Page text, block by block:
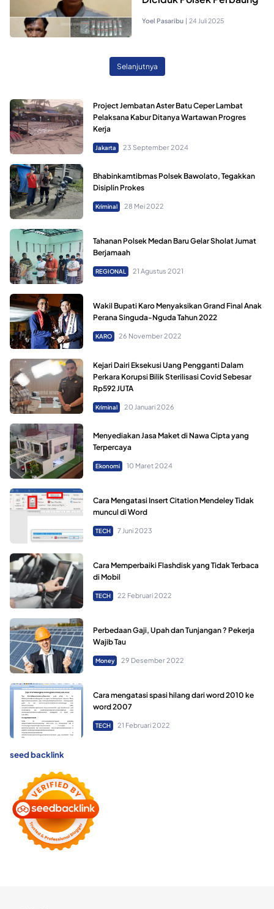
Yoel Pasaribu | 24 Juli 2025
Selanjutnya
Project Jembatan Aster Batu Ceper Lambat
Pelaksana Kabur Ditanya Wartawan Progres
Kerja
Jakarta 23 September 2024
Bhabinkamtibmas Polsek Bawolato, Tegakkan
Disiplin Prokes
Kriminal 28 Mei 2022
Tahanan Polsek Medan Baru Gelar Sholat Jumat
Berjamaah
REGIONAL 21 Agustus 2021
Wakil Bupati Karo Menyaksikan Grand Final Anak
Perana Singuda-Nguda Tahun 2022
KARO 26 November 2022
Kejari Dairi Eksekusi Uang Pengganti Dalam
Perkara Korupsi Bilik Sterilisasi Covid Sebesar
Rp592 JUTA
Kriminal 20 Januari 2026
Menyediakan Jasa Maket di Nawa Cipta yang
Terpercaya
Ekonomi 10 Maret 2024
Cara Mengatasi Insert Citation Mendeley Tidak
muncul di Word
TECH 7 Juni 2023
Cara Memperbaiki Flashdisk yang Tidak Terbaca
di Mobil
TECH 22 Februari 2022
Perbedaan Gaji, Upah dan Tunjangan ? Pekerja
Wajib Tau
Money 29 Desember 2022
Cara mengatasi spasi hilang dari word 2010 ke
word 2007
TECH 21 Februari 2022
seed backlink